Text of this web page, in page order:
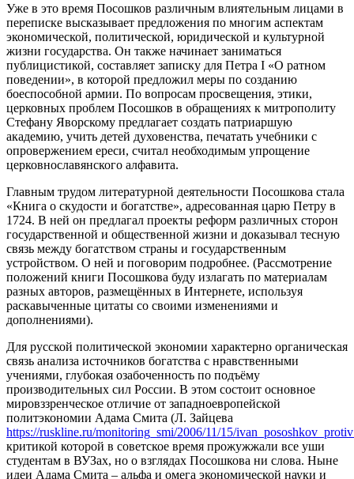
Уже в это время Посошков различным влиятельным лицами в
переписке высказывает предложения по многим аспектам
экономической, политической, юридической и культурной
жизни государства. Он также начинает заниматься
публицистикой, составляет записку для Петра I «О ратном
поведении», в которой предложил меры по созданию
боеспособной армии. По вопросам просвещения, этики,
церковных проблем Посошков в обращениях к митрополиту
Стефану Яворскому предлагает создать патриаршую
академию, учить детей духовенства, печатать учебники с
опровержением ереси, считал необходимым упрощение
церковнославянского алфавита.
Главным трудом литературной деятельности Посошкова стала
«Книга о скудости и богатстве», адресованная царю Петру в
1724. В ней он предлагал проекты реформ различных сторон
государственной и oбщеcтвeнной жизни и дoказывал теcную
связь между богатством страны и государственным
устройством. О ней и поговорим подробнее. (Рассмотрение
положений книги Посошкова буду излагать по материалам
разных авторов, размещённых в Интернете, используя
раскавыченные цитаты со своими изменениями и
дополнениями).
Для русской политической экономии характерно органическая
связь анализа источников богатства с нравственными
учениями, глубокая озабоченность по подъёму
производительных сил России. В этом состоит основное
мировззренческое отличие от западноевропейской
политэкономии Адама Смита (Л. Зайцева
https://ruskline.ru/monitoring_smi/2006/11/15/
критикой которой в советское время прожужжали все уши
студентам в ВУЗах, но о взглядах Посошкова ни слова. Ныне
идеи Адама Смита – альфа и омега экономической науки и